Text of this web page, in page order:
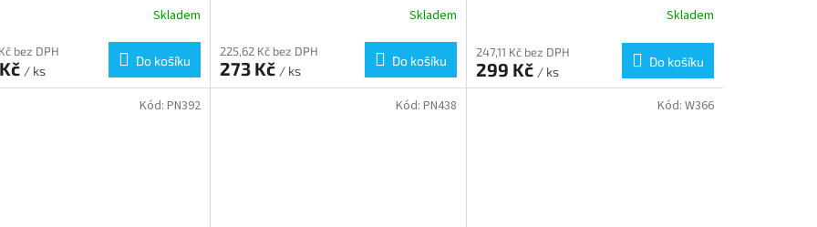
Skladem
bez DPH
/ ks
Do košíku
Skladem
225,62 Kč bez DPH
273 Kč / ks
Do košíku
Skladem
247,11 Kč bez DPH
299 Kč / ks
Do košíku
Kód: PN392 Kód: PN438 Kód: W366